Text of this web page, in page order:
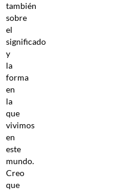
también
sobre
el
significado
y
la
forma
en
la
que
vivimos
en
este
mundo.
Creo
que